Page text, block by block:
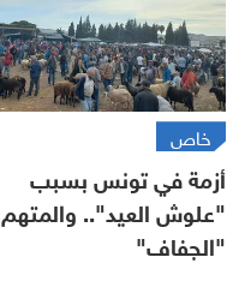
خاص
أزمة في تونس بسبب
"علوش العيد".. والمتهم
"الجفاف"